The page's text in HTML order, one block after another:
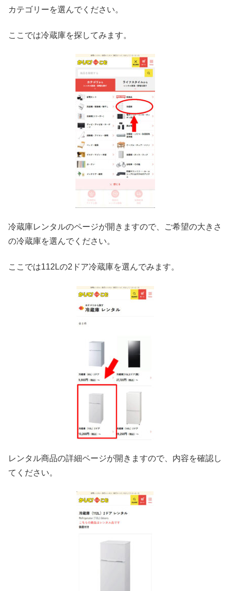
カテゴリーを選んでください。
ここでは冷蔵庫を探してみます。
冷蔵庫レンタルのページが開きますので、ご希望の大きさ
の冷蔵庫を選んでください。
ここでは112Lの2ドア冷蔵庫を選んでみます。
レンタル商品の詳細ページが開きますので、内容を確認し
てください。